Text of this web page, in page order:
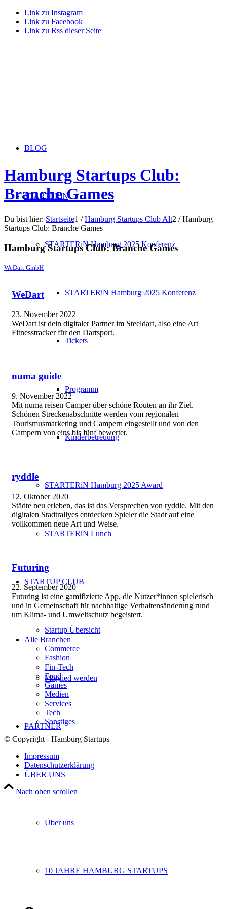
Link zu Instagram
Link zu Facebook
Link zu Rss dieser Seite
BLOG
STARTERiN
STARTERiN Hamburg 2025 Konferenz
STARTERiN Hamburg 2025 Konferenz
Tickets
Programm
Kinderbetreuung
STARTERiN Hamburg 2025 Award
STARTERiN Lunch
STARTUP CLUB
Startup Übersicht
Mitglied werden
PARTNER
ÜBER UNS
Über uns
10 JAHRE HAMBURG STARTUPS
Hamburg Startups Club:
Branche Games
Du bist hier: Startseite1 / Hamburg Startups Club Alt2 / Hamburg
Startups Club: Branche Games
Hamburg Startups Club: Branche Games
WeDart GmbH
WeDart
23. November 2022
WeDart ist dein digitaler Partner im Steeldart, also eine Art
Fitnesstracker für den Dartsport.
numa guide
9. November 2022
Mit numa reisen Camper über schöne Routen an ihr Ziel.
Schönen Streckenabschnitte werden vom regionalen
Tourismusmarketing und Campern eingestellt und von den
Campern von eins bis fünf bewertet.
ryddle
12. Oktober 2020
Städte neu erleben, das ist das Versprechen von ryddle. Mit den
digitalen Stadtrallyes entdecken Spieler die Stadt auf eine
vollkommen neue Art und Weise.
Futuring
22. September 2020
Futuring ist eine gamifizierte App, die Nutzer*innen spielerisch
und in Gemeinschaft für nachhaltige Verhaltensänderung rund
um Klima- und Umweltschutz begeistert.
Alle Branchen
Commerce
Fashion
Fin-Tech
Food
Games
Medien
Services
Tech
Sonstiges
© Copyright - Hamburg Startups
Impressum
Datenschutzerklärung
Nach oben scrollen